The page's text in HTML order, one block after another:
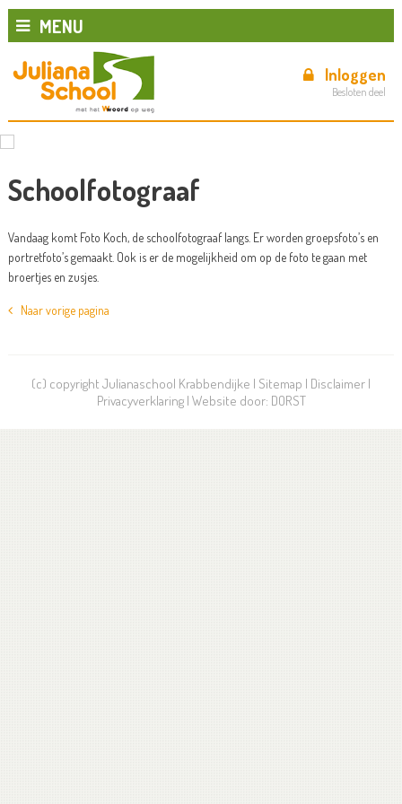
MENU
Inloggen
Besloten deel
Schoolfotograaf
Vandaag komt Foto Koch, de schoolfotograaf langs. Er worden groepsfoto’s en
portretfoto’s gemaakt. Ook is er de mogelijkheid om op de foto te gaan met
broertjes en zusjes.
Naar vorige pagina
(c) copyright Julianaschool Krabbendijke | Sitemap | Disclaimer |
Privacyverklaring| Website door: DORST